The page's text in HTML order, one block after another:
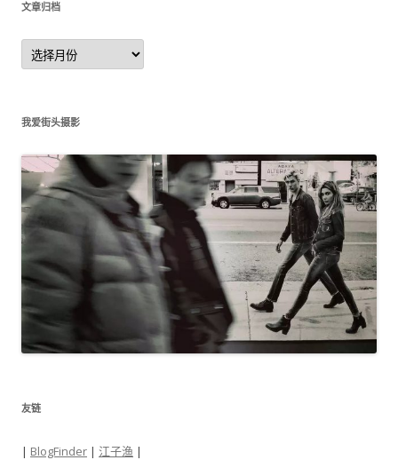
文章归档
文
章
归
我爱街头摄影
友链
| BlogFinder | 江子渔 |